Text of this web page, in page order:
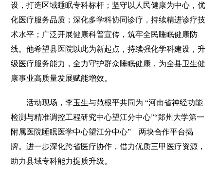
设，打造区域睡眠专科标杆；坚守以人民健康为中心，优
化医疗服务品质；深化多学科协同诊疗，持续精进诊疗技
术水平；广泛开展健康科普宣传，筑牢全民睡眠健康防
线。他希望县医院以此为新起点，持续强化学科建设，升
级医疗服务能力，全力守护群众睡眠健康，为全县卫生健
康事业高质量发展赋能增效。
活动现场，李玉生与范根平共同为 “河南省神经功能
检测与精准调控工程研究中心望江分中心”“郑州大学第一
附属医院睡眠医学中心望江分中心” 两块合作平台揭
牌。进一步深化跨省医疗协作，借力优质三甲医疗资源，
助力县域专科能力提质升级。